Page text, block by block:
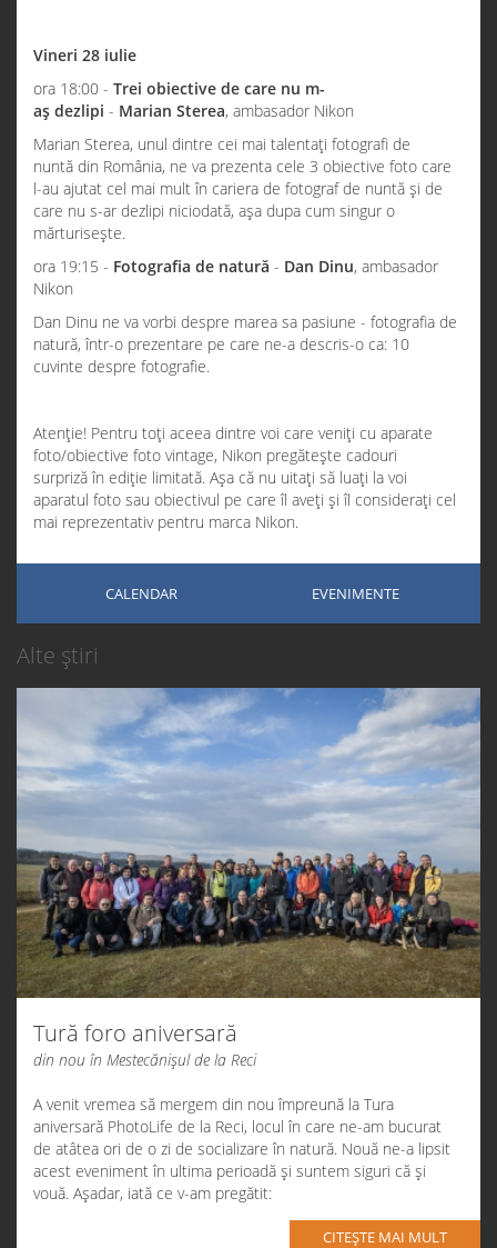
Vineri 28 iulie
ora 18:00 -Trei obiective de care nu m-
aș dezlipi - Marian Sterea, ambasador Nikon
Marian Sterea, unul dintre cei mai talentați fotografi de
nuntă din România, ne va prezenta cele 3 obiective foto care
l-au ajutat cel mai mult în cariera de fotograf de nuntă și de
care nu s-ar dezlipi niciodată, așa dupa cum singur o
mărturisește.
ora 19:15 - Fotografia de natură - Dan Dinu, ambasador
Nikon
Dan Dinu ne va vorbi despre marea sa pasiune - fotografia de
natură, într-o prezentare pe care ne-a descris-o ca: 10
cuvinte despre fotografie.
Atenție! Pentru toți aceea dintre voi care veniți cu aparate
foto/obiective foto vintage, Nikon pregătește cadouri
surpriză în ediție limitată. Așa că nu uitați să luați la voi
aparatul foto sau obiectivul pe care îl aveți și îl considerați cel
mai reprezentativ pentru marca Nikon.
CALENDAR EVENIMENTE
Alte știri
Tură foro aniversară
din nou în Mestecănișul de la Reci
A venit vremea să mergem din nou împreună laTura
aniversară PhotoLife de la Reci, locul în care ne-am bucurat
de atâtea ori de o zi de socializare în natură. Nouă ne-a lipsit
acest eveniment în ultima perioadă și suntem siguri că și
vouă. Așadar, iată ce v-am pregătit:
CITEȘTE MAI MULT